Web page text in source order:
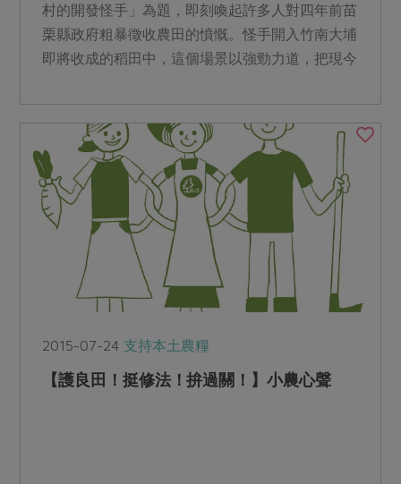
村的開發怪手」為題，即刻喚起許多人對四年前苗
栗縣政府粗暴徵收農田的憤慨。怪手開入竹南大埔
即將收成的稻田中，這個場景以強勁力道，把現今
2015-07-24 支持本土農糧
【護良田！挺修法！拚過關！】小農心聲